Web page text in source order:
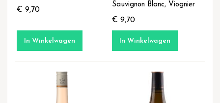
€ 9,70
In Winkelwagen
Sauvignon Blanc, Viognier
€ 9,70
In Winkelwagen